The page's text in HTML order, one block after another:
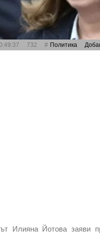
732 Политика
Илияна Йотова заяви